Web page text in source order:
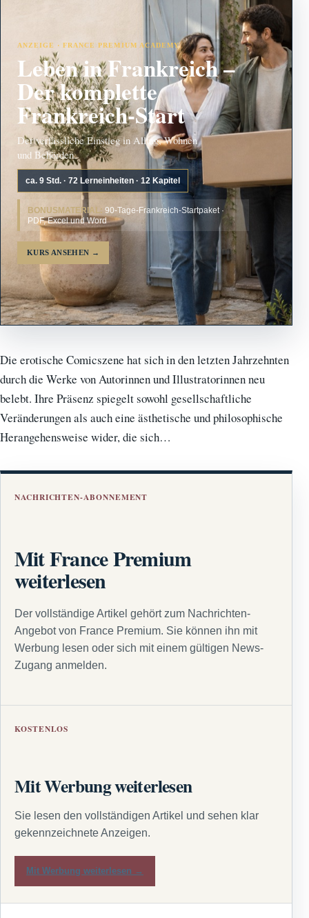
ANZEIGE · FRANCE PREMIUM ACADEMY
Leben in Frankreich –
Der komplette
Frankreich-Start
Der verlässliche Einstieg in Alltag, Wohnen
und Behörden.
ca. 9 Std. · 72 Lerneinheiten · 12 Kapitel
BONUSMATERIAL: 90-Tage-Frankreich-Startpaket ·
PDF, Excel und Word
KURS ANSEHEN →
Die erotische Comicszene hat sich in den letzten Jahrzehnten
durch die Werke von Autorinnen und Illustratorinnen neu
belebt. Ihre Präsenz spiegelt sowohl gesellschaftliche
Veränderungen als auch eine ästhetische und philosophische
Herangehensweise wider, die sich…
NACHRICHTEN-ABONNEMENT
Mit France Premium
weiterlesen
Der vollständige Artikel gehört zum Nachrichten-
Angebot von France Premium. Sie können ihn mit
Werbung lesen oder sich mit einem gültigen News-
Zugang anmelden.
KOSTENLOS
Mit Werbung weiterlesen
Sie lesen den vollständigen Artikel und sehen klar
gekennzeichnete Anzeigen.
Mit Werbung weiterlesen →